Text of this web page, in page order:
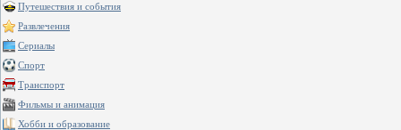
Путешествия и события
Развлечения
Сериалы
Спорт
Транспорт
Фильмы и анимация
Хобби и образование